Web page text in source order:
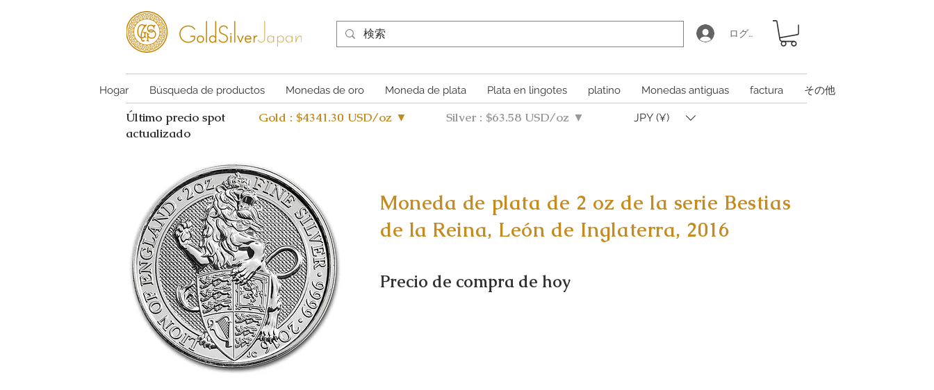
ログイン
Hogar Búsqueda de productos Monedas de oro Moneda de plata Plata en lingotes platino Monedas antiguas factura その他
Último precio spot
actualizado
Gold : $4341.30 USD/oz ▼ Silver : $63.58 USD/oz ▼ JPY (¥)
Moneda de plata de 2 oz de la serie Bestias
de la Reina, León de Inglaterra, 2016
Precio de compra de hoy